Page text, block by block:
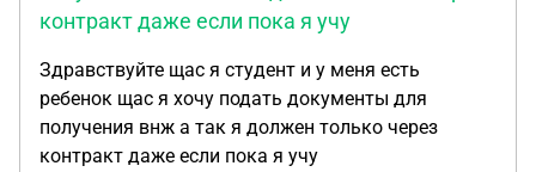
контракт даже если пока я учу
Здравствуйте щас я студент и у меня есть
ребенок щас я хочу подать документы для
получения внж а так я должен только через
контракт даже если пока я учу